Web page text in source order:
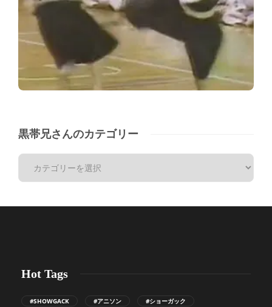
黒帯兄さんのカテゴリー
Hot Tags
#SHOWGACK #アニソン #ショーガック